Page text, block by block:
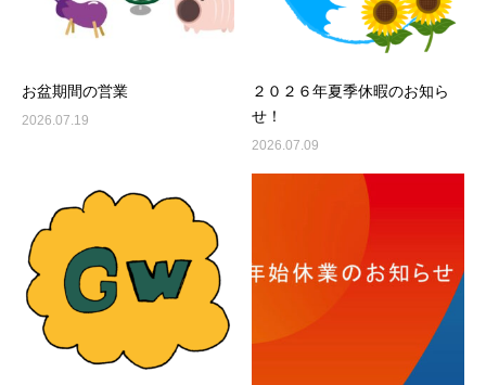
お盆期間の営業
2026.07.19
２０２６年夏季休暇のお知ら
せ！
2026.07.09